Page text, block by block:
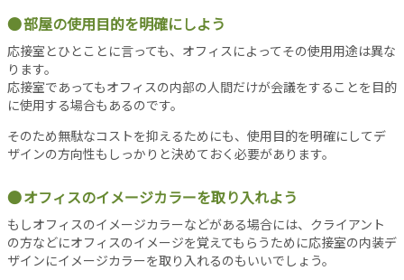
各
種
投
稿
記
事
新
記
事
注
目
部屋の使用目的を明確にしよう
応接室とひとことに言っても、オフィスによってその使用用途は異な
ります。
応接室であってもオフィスの内部の人間だけが会議をすることを目的
に使用する場合もあるのです。
そのため無駄なコストを抑えるためにも、使用目的を明確にしてデ
ザインの方向性もしっかりと決めておく必要があります。
オフィスのイメージカラーを取り入れよう
もしオフィスのイメージカラーなどがある場合には、クライアント
の方などにオフィスのイメージを覚えてもらうために応接室の内装デ
ザインにイメージカラーを取り入れるのもいいでしょう。